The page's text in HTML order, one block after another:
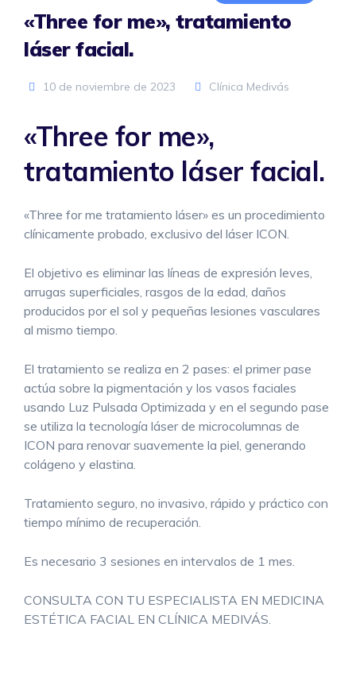
«Three for me», tratamiento
láser facial.
10 de noviembre de 2023 Clínica Medivás
«Three for me»,
tratamiento láser facial.
«Three for me tratamiento láser» es un procedimiento
clínicamente probado, exclusivo del láser ICON.
El objetivo es eliminar las líneas de expresión leves,
arrugas superficiales, rasgos de la edad, daños
producidos por el sol y pequeñas lesiones vasculares
al mismo tiempo.
El tratamiento se realiza en 2 pases: el primer pase
actúa sobre la pigmentación y los vasos faciales
usando Luz Pulsada Optimizada y en el segundo pase
se utiliza la tecnología láser de microcolumnas de
ICON para renovar suavemente la piel, generando
colágeno y elastina.
Tratamiento seguro, no invasivo, rápido y práctico con
tiempo mínimo de recuperación.
Es necesario 3 sesiones en intervalos de 1 mes.
CONSULTA CON TU ESPECIALISTA EN MEDICINA
ESTÉTICA FACIAL EN CLÍNICA MEDIVÁS.